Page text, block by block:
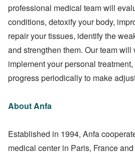
professional medical team will
conditions, detoxify your body,
repair your tissues, identify the
and strengthen them. Our team
implement your personal
progress periodically to make
About Anfa
Established in 1994, Anfa
medical center in Paris, France